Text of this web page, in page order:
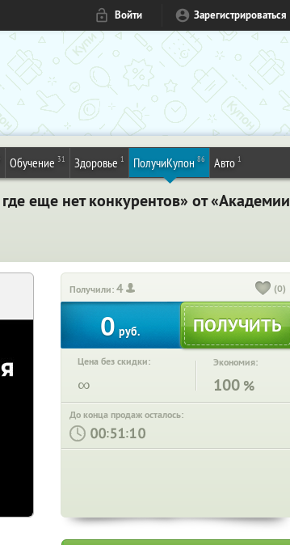
Войти Зарегистрироваться
Обучение 31 Здоровье 1 ПолучиКупон 86 Авто 1
еще нет конкурентов» от «Академии
Получили:4 (0)
0 руб.
Цена без скидки:
∞
Экономия:
100 %
До конца продаж осталось:
: :